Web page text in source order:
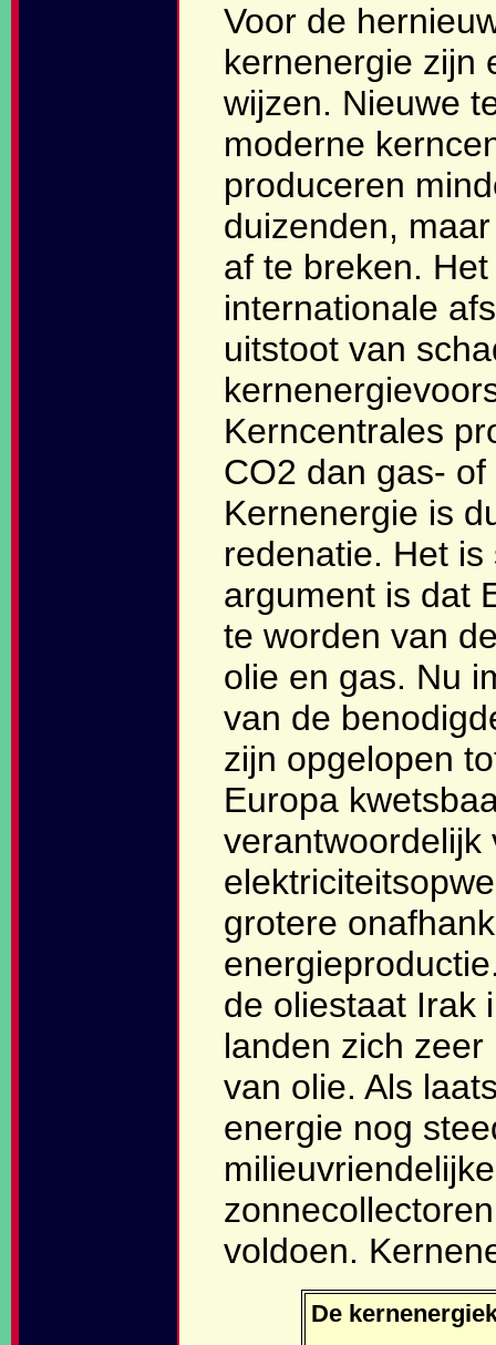
Voor de
kernenergie zijn
wijzen. Nieuwe
moderne
produceren
duizenden,
af te breken.
internationale
uitstoot van
Kerncentrales
CO2 dan gas-
Kernenergie is
redenatie. Het
argument is dat
te worden van
olie en gas. Nu
van de
zijn opgelopen
Europa
verantwoordelijk
grotere
de oliestaat Irak
landen zich
van olie. Als
energie nog
voldoen.
De